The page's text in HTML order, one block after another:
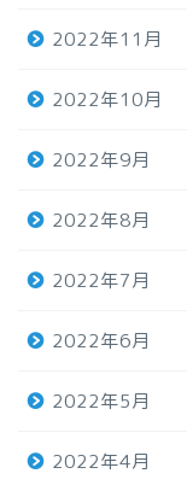
2022年11月
2022年10月
2022年9月
2022年8月
2022年7月
2022年6月
2022年5月
2022年4月